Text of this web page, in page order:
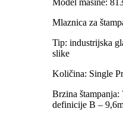
Model mašine:
Mlaznica za
Tip: industrijska
slike
Količina: Single
Brzina
definicije B –